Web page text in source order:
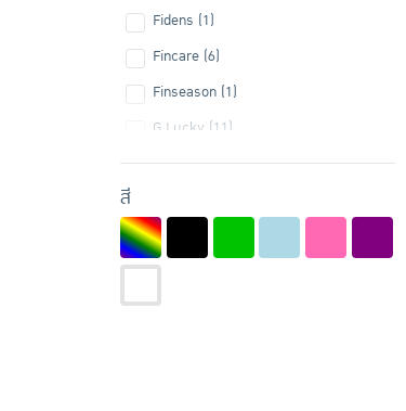
Fidens (1)
Fincare (6)
Finseason (1)
G Lucky (11)
Gmed (1)
Hi-Care (15)
HUGUARD (5)
Iris (1)
สี